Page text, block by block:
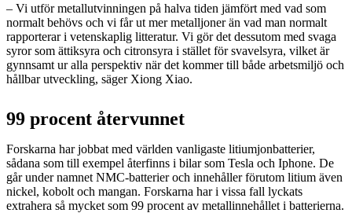
– Vi utför metallutvinningen på halva tiden jämfört med vad som
normalt behövs och vi får ut mer metalljoner än vad man normalt
rapporterar i vetenskaplig litteratur. Vi gör det dessutom med svaga
syror som ättiksyra och citronsyra i stället för svavelsyra, vilket är
gynnsamt ur alla perspektiv när det kommer till både arbetsmiljö och
hållbar utveckling, säger Xiong Xiao.
99 procent återvunnet
Forskarna har jobbat med världen vanligaste litiumjonbatterier,
sådana som till exempel återfinns i bilar som Tesla och Iphone. De
går under namnet NMC-batterier och innehåller förutom litium även
nickel, kobolt och mangan. Forskarna har i vissa fall lyckats
extrahera så mycket som 99 procent av metallinnehållet i batterierna.